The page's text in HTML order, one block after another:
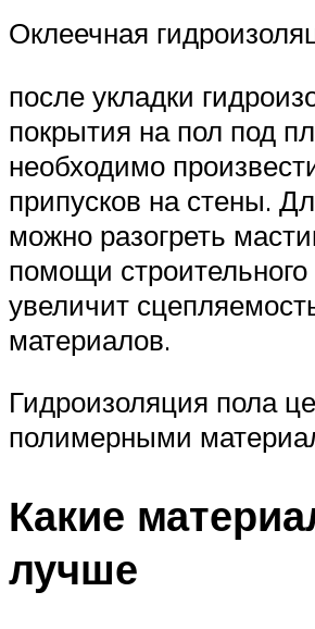
Оклеечная
после укладки
покрытия на пол под
необходимо
припусков на стены.
можно разогреть
помощи
увеличит
материалов.
Гидроизоляция пола
полимерными
Какие
лучше